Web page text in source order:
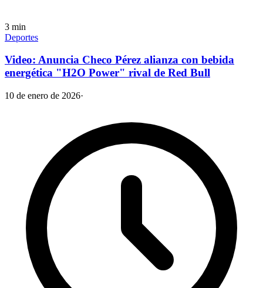
3 min
Deportes
Video: Anuncia Checo Pérez alianza con bebida
energética "H2O Power" rival de Red Bull
10 de enero de 2026·